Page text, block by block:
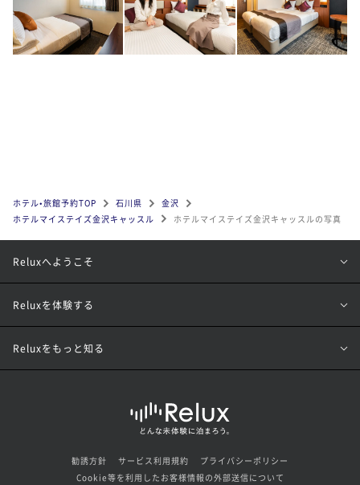
ホテル•旅館予約TOP 石川県
金沢
ホテルマイステイズ金沢キャッスル
ホテルマイステイズ金沢キャッスルの写真
Reluxへようこそ
Reluxを体験する
Reluxをもっと知る
勧誘方針 サービス利用規約
プライバシーポリシー
Cookie等を利用したお客様情報の外部送信について